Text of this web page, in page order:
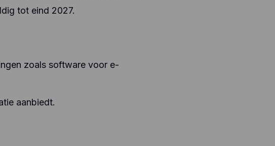
tot eind 2027.
zoals software voor e-
aanbiedt.